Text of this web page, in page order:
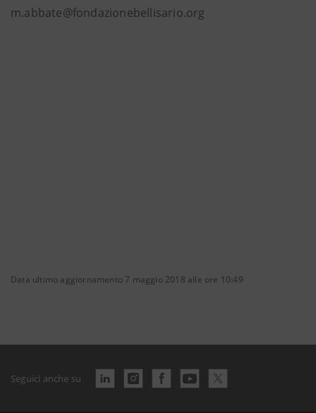
m.abbate@fondazionebellisario.org
Data ultimo aggiornamento 7 maggio 2018 alle ore 10:49
Seguici anche su